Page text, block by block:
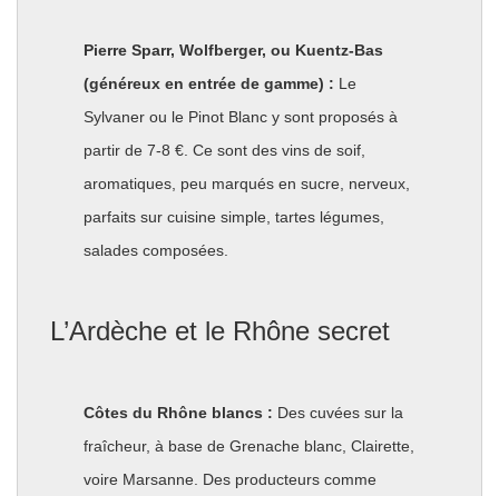
Pierre Sparr, Wolfberger, ou Kuentz-Bas
(généreux en entrée de gamme) : Le
Sylvaner ou le Pinot Blanc y sont proposés à
partir de 7-8 €. Ce sont des vins de soif,
aromatiques, peu marqués en sucre, nerveux,
parfaits sur cuisine simple, tartes légumes,
salades composées.
L’Ardèche et le Rhône secret
Côtes du Rhône blancs : Des cuvées sur la
fraîcheur, à base de Grenache blanc, Clairette,
voire Marsanne. Des producteurs comme